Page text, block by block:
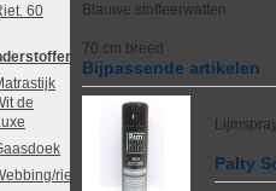
60
de
riet
Blauwe stoffeerwatten
70 cm breed
Bijpassende artikelen
Palty